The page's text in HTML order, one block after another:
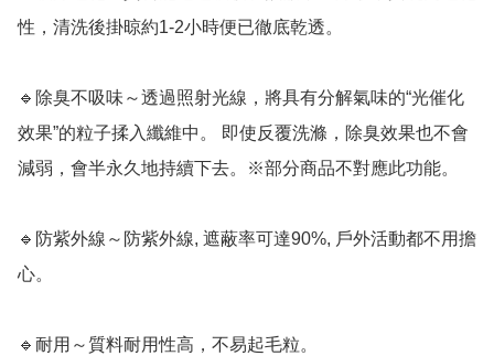
性，清洗後掛晾約1-2小時便已徹底乾透。
🔹除臭不吸味～透過照射光線，將具有分解氣味的“光催化
效果”的粒子揉入纖維中。 即使反覆洗滌，除臭效果也不會
減弱，會半永久地持續下去。※部分商品不對應此功能。
🔹防紫外線～防紫外線, 遮蔽率可達90%, 戶外活動都不用擔
心。
🔹耐用～質料耐用性高，不易起毛粒。